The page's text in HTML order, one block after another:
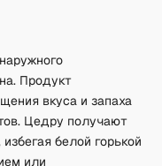
Продукт
вкуса и запаха
Цедру получают
белой горькой
или